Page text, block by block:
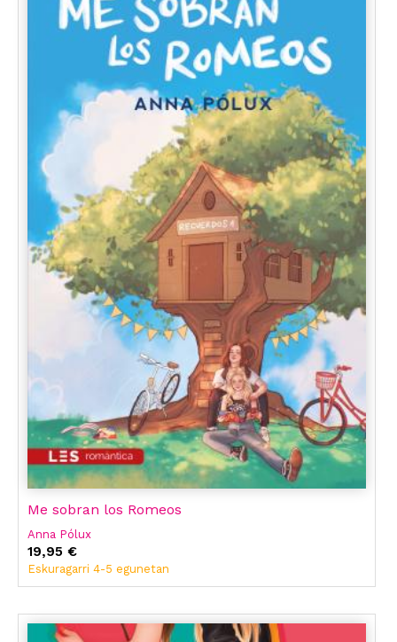
Me sobran los Romeos
Anna Pólux
19,95 €
Eskuragarri 4-5 egunetan